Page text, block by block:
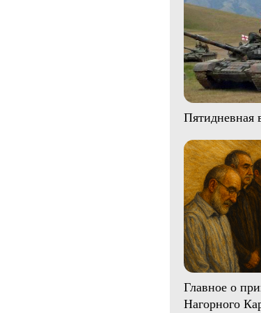
Пятидневная
Главное о
Нагорного